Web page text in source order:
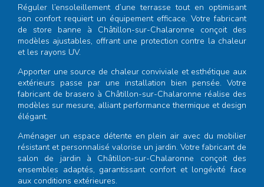
Réguler l’ensoleillement d’une terrasse tout en optimisant
son confort requiert un équipement efficace. Votrefabricant
de store banne à Châtillon-sur-Chalaronne conçoit des
modèles ajustables, offrant une protection contre la chaleur
et les rayons UV.
Apporter une source de chaleur conviviale et esthétique aux
extérieurs passe par une installation bien pensée. Votre
fabricant de brasero à Châtillon-sur-Chalaronne réalise des
modèles sur mesure, alliant performance thermique et design
élégant.
Aménager un espace détente en plein air avec du mobilier
résistant et personnalisé valorise un jardin. Votrefabricant de
salon de jardin à Châtillon-sur-Chalaronne conçoit des
ensembles adaptés, garantissant confort et longévité face
aux conditions extérieures.